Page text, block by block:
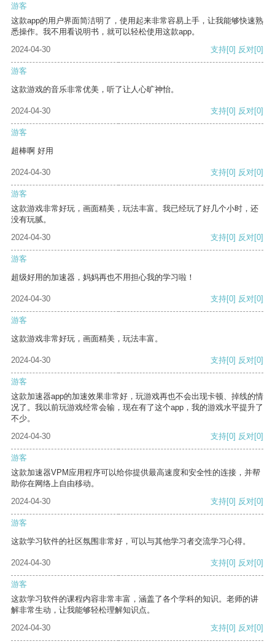
游客
这款app的用户界面简洁明了，使用起来非常容易上手，让我能够快速熟
悉操作。我不用看说明书，就可以轻松使用这款app。
2024-04-30
支持[0] 反对[0]
游客
这款游戏的音乐非常优美，听了让人心旷神怡。
2024-04-30 支持[0] 反对[0]
游客
超棒啊 好用
2024-04-30 支持[0] 反对[0]
游客
这款游戏非常好玩，画面精美，玩法丰富。我已经玩了好几个小时，还
没有玩腻。
2024-04-30
支持[0] 反对[0]
游客
超级好用的加速器，妈妈再也不用担心我的学习啦！
2024-04-30 支持[0] 反对[0]
游客
这款游戏非常好玩，画面精美，玩法丰富。
2024-04-30 支持[0] 反对[0]
游客
这款加速器app的加速效果非常好，玩游戏再也不会出现卡顿、掉线的情
况了。我以前玩游戏经常会输，现在有了这个app，我的游戏水平提升了
不少。
2024-04-30
支持[0] 反对[0]
游客
这款加速器VPM应用程序可以给你提供最高速度和安全性的连接，并帮
助你在网络上自由移动。
2024-04-30
支持[0] 反对[0]
游客
这款学习软件的社区氛围非常好，可以与其他学习者交流学习心得。
2024-04-30 支持[0] 反对[0]
游客
这款学习软件的课程内容非常丰富，涵盖了各个学科的知识。老师的讲
解非常生动，让我能够轻松理解知识点。
2024-04-30
支持[0] 反对[0]